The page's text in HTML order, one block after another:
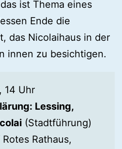
ist Thema eines
Ende die
das Nicolaihaus in der
innen zu besichtigen.
14 Uhr
Lessing,
(Stadtführung)
Rathaus,